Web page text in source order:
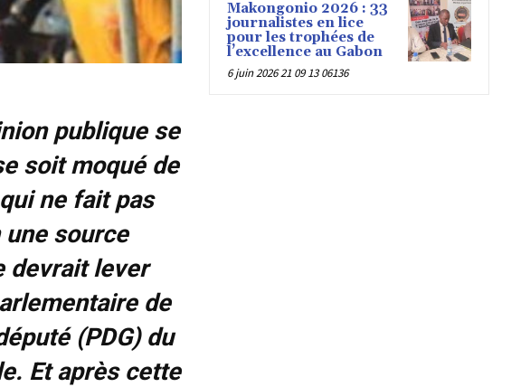
publique se
soit moqué de
ne fait pas
source
devrait lever
de
(PDG) du
Et après cette
Makongonio 2026 : 33
journalistes en lice
pour les trophées de
l’excellence au Gabon
6 juin 2026 21 09 13 06136